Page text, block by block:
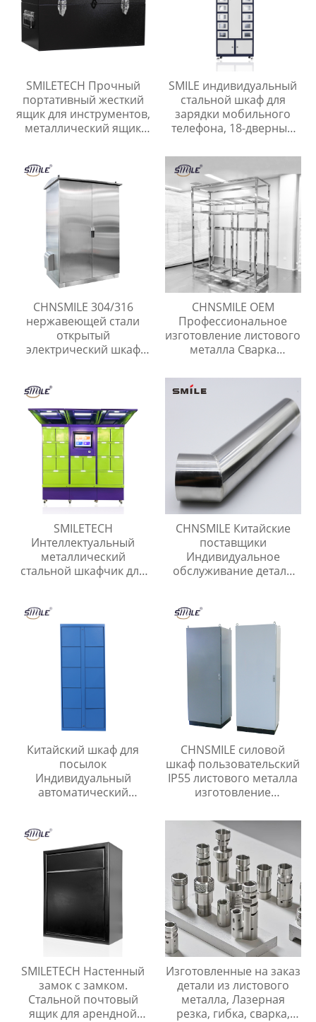
SMILETECH Прочный
портативный жесткий
ящик для инструментов,
металлический ящик
оборудования
SMILE индивидуальный
стальной шкаф для
зарядки мобильного
телефона, 18-дверный
телефона
CHNSMILE 304/316
нержавеющей стали
открытый
электрический шкаф
пользовательские
услуги изготовления
CHNSMILE OEM
Профессиональное
изготовление листового
металла Сварка
корпусов и рам Услуги
по изготовлению
листового металла
SMILETECH
Интеллектуальный
металлический
стальной шкафчик для
интеллектуальный
безопасный шкафчик
для хранения
CHNSMILE Китайские
поставщики
Индивидуальное
обслуживание детали
Китайский шкаф для
посылок
Индивидуальный
автоматический
CHNSMILE силовой
шкаф пользовательский
IP55 листового металла
изготовление
низкого напряжения
шкаф распределения
SMILETECH Настенный
замок с замком.
Стальной почтовый
ящик для арендной
Изготовленные на заказ
детали из листового
металла, Лазерная
резка, гибка, сварка,